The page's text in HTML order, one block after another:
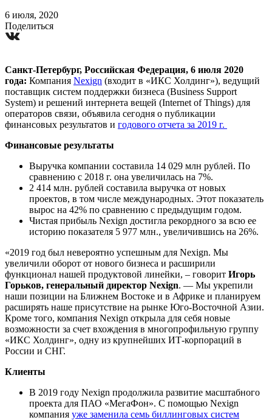
6 июля, 2020
Поделиться
Санкт-Петербург, Российская Федерация, 6 июля 2020
года: Компания Nexign (входит в «ИКС Холдинг»), ведущий
поставщик систем поддержки бизнеса (Business Support
System) и решений интернета вещей (Internet of Things) для
операторов связи, объявила сегодня о публикации
финансовых результатов и годового отчета за 2019 г.
Финансовые результаты
Выручка компании составила 14 029 млн рублей. По
сравнению с 2018 г. она увеличилась на 7%.
2 414 млн. рублей составила выручка от новых
проектов, в том числе международных. Этот показатель
вырос на 42% по сравнению с предыдущим годом.
Чистая прибыль Nexign достигла рекордного за всю ее
историю показателя 5 977 млн., увеличившись на 26%.
«2019 год был невероятно успешным для Nexign. Мы
увеличили оборот от нового бизнеса и расширили
функционал нашей продуктовой линейки, – говорит Игорь
Горьков, генеральный директор Nexign. — Мы укрепили
наши позиции на Ближнем Востоке и в Африке и планируем
расширять наше присутствие на рынке Юго-Восточной Азии.
Кроме того, компания Nexign открыла для себя новые
возможности за счет вхождения в многопрофильную группу
«ИКС Холдинг», одну из крупнейших ИТ-корпораций в
России и СНГ.
Клиенты
В 2019 году Nexign продолжила развитие масштабного
проекта для ПАО «МегаФон». C помощью Nexign
компания уже заменила семь биллинговых систем